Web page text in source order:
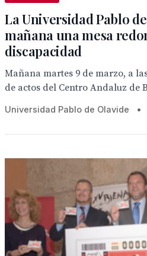
La Universidad Pablo
mañana una mesa
discapacidad
Mañana martes 9 de marzo, a
de actos del Centro Andaluz de
Universidad Pablo de Olavide •